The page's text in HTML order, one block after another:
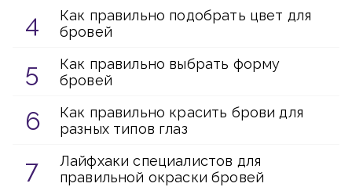
Как правильно подобрать цвет для
бровей
Как правильно выбрать форму
бровей
Как правильно красить брови для
разных типов глаз
Лайфхаки специалистов для
правильной окраски бровей